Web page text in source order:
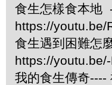
食生怎樣食本地
https://youtu.be/
食生遇到困難怎
https://
我的食生傳奇----